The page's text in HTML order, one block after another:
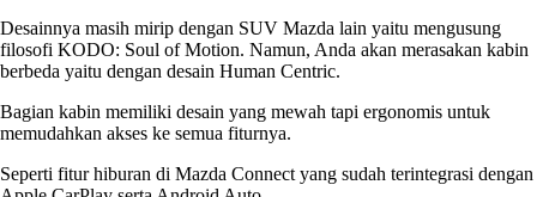
Desainnya masih mirip dengan SUV Mazda lain yaitu mengusung
filosofi KODO: Soul of Motion. Namun, Anda akan merasakan kabin
berbeda yaitu dengan desain Human Centric.
Bagian kabin memiliki desain yang mewah tapi ergonomis untuk
memudahkan akses ke semua fiturnya.
Seperti fitur hiburan di Mazda Connect yang sudah terintegrasi dengan